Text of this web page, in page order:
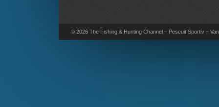
© 2026 The Fishing & Hunting Channel – Pescuit Sportiv –